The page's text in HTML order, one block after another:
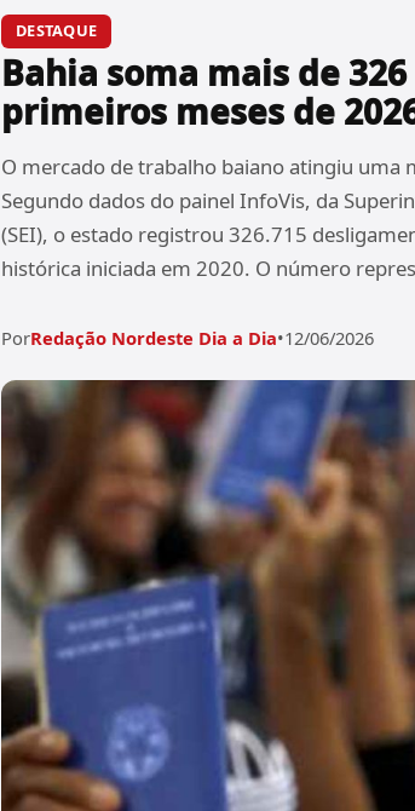
DESTAQUE
Bahia soma mais de
primeiros meses de
O mercado de trabalho baiano atingiu
Segundo dados do painel InfoVis, da
(SEI), o estado registrou 326.715
histórica iniciada em 2020. O número
PorRedação Nordeste Dia a Dia•12/06/2026